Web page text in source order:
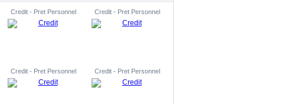
Credit - Pret Personnel Credit - Pret Personnel
Credit - Pret Personnel Credit - Pret Personnel